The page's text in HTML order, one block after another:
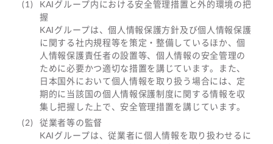
KAIグループ内における安全管理措置と外的環境の把
握
KAIグループは、個人情報保護方針及び個人情報保護
に関する社内規程等を策定・整備しているほか、個
人情報保護責任者の設置等、個人情報の安全管理の
ために必要かつ適切な措置を講じています。また、
日本国外において個人情報を取り扱う場合には、定
期的に当該国の個人情報保護制度に関する情報を収
集し把握した上で、安全管理措置を講じています。
従業者等の監督
KAIグループは、従業者に個人情報を取り扱わせるに